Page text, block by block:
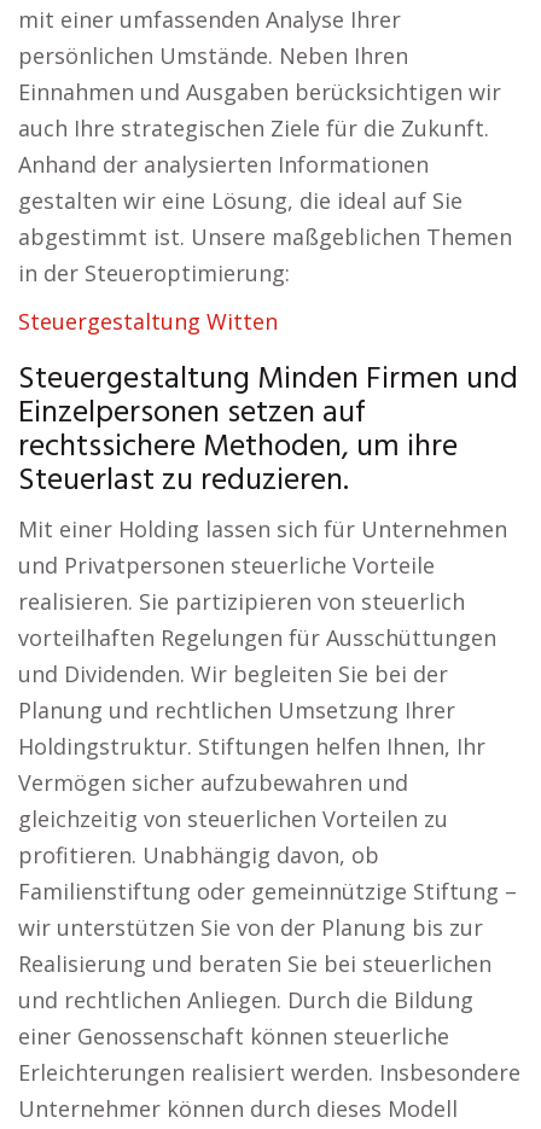
mit einer umfassenden Analyse Ihrer
persönlichen Umstände. Neben Ihren
Einnahmen und Ausgaben berücksichtigen wir
auch Ihre strategischen Ziele für die Zukunft.
Anhand der analysierten Informationen
gestalten wir eine Lösung, die ideal auf Sie
abgestimmt ist. Unsere maßgeblichen Themen
in der Steueroptimierung:
Steuergestaltung Witten
Steuergestaltung Minden Firmen und
Einzelpersonen setzen auf
rechtssichere Methoden, um ihre
Steuerlast zu reduzieren.
Mit einer Holding lassen sich für Unternehmen
und Privatpersonen steuerliche Vorteile
realisieren. Sie partizipieren von steuerlich
vorteilhaften Regelungen für Ausschüttungen
und Dividenden. Wir begleiten Sie bei der
Planung und rechtlichen Umsetzung Ihrer
Holdingstruktur. Stiftungen helfen Ihnen, Ihr
Vermögen sicher aufzubewahren und
gleichzeitig von steuerlichen Vorteilen zu
profitieren. Unabhängig davon, ob
Familienstiftung oder gemeinnützige Stiftung –
wir unterstützen Sie von der Planung bis zur
Realisierung und beraten Sie bei steuerlichen
und rechtlichen Anliegen. Durch die Bildung
einer Genossenschaft können steuerliche
Erleichterungen realisiert werden. Insbesondere
Unternehmer können durch dieses Modell